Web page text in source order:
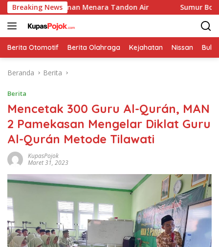
Langsung
ke
konten
Breaking News
Menara Tandon Air Sumur Bor Mulai
Berita Otomotif Berita Olahraga Kejahatan Nissan
Beranda Berita
Berita
Mencetak 300 Guru Al-Qurán, MAN
2 Pamekasan Mengelar Diklat Guru
Al-Qurán Metode Tilawati
KupasPojok
Maret 31, 2023